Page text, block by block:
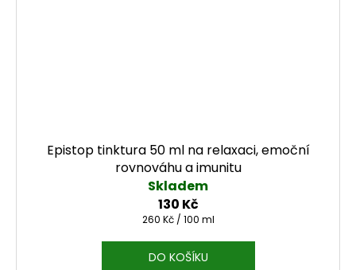
Epistop tinktura 50 ml na relaxaci, emoční
rovnováhu a imunitu
Skladem
130 Kč
Měrná cena:
260 Kč / 100 ml
DO KOŠÍKU